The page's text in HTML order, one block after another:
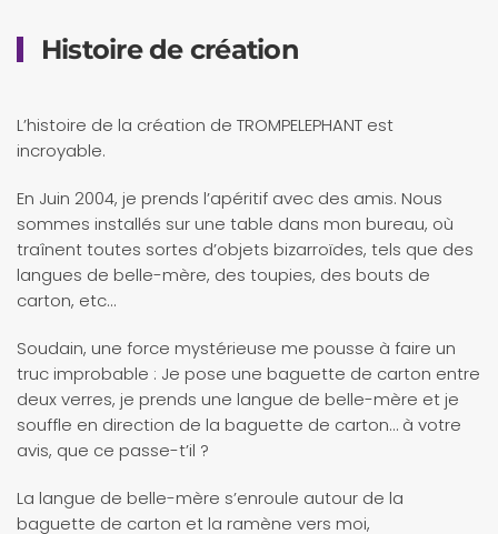
Histoire de création
L’histoire de la création de TROMPELEPHANT est
incroyable.
En Juin 2004, je prends l’apéritif avec des amis. Nous
sommes installés sur une table dans mon bureau, où
traînent toutes sortes d’objets bizarroïdes, tels que des
langues de belle-mère, des toupies, des bouts de
carton, etc…
Soudain, une force mystérieuse me pousse à faire un
truc improbable : Je pose une baguette de carton entre
deux verres, je prends une langue de belle-mère et je
souffle en direction de la baguette de carton… à votre
avis, que ce passe-t’il ?
La langue de belle-mère s’enroule autour de la
baguette de carton et la ramène vers moi,